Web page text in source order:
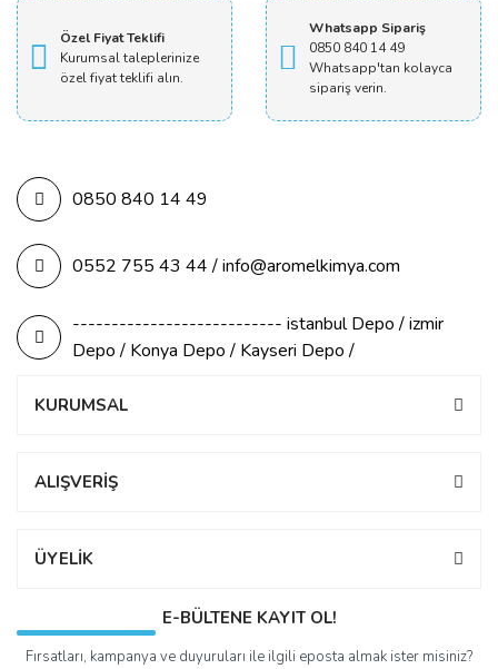
Özel Fiyat Teklifi
Kurumsal taleplerinize
özel fiyat teklifi alın.
Whatsapp Sipariş
0850 840 14 49
Whatsapp'tan kolayca
sipariş verin.
0850 840 14 49
0552 755 43 44 / info@aromelkimya.com
--------------------------- istanbul Depo / izmir
Depo / Konya Depo / Kayseri Depo /
KURUMSAL
ALIŞVERİŞ
ÜYELİK
E-BÜLTENE KAYIT OL!
Fırsatları, kampanya ve duyuruları ile ilgili eposta almak ister misiniz?